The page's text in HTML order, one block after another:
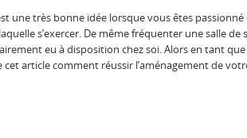
une très bonne idée lorsque vous êtes
s’exercer. De même fréquenter une salle
eu à disposition chez soi. Alors en tant
article comment réussir l’aménagement de